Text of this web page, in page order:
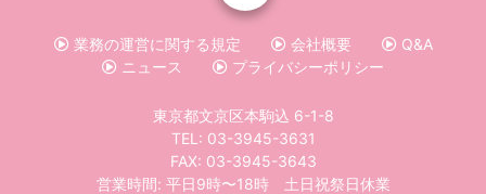
業務の運営に関する規定 会社概要
Q&A
ニュース
プライバシーポリシー
東京都文京区本駒込 6-1-8
TEL: 03-3945-3631
FAX: 03-3945-3643
営業時間: 平日9時〜18時 土日祝祭日休業